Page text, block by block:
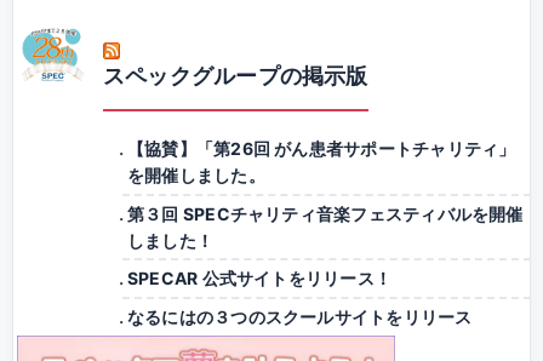
スペックグループの掲示版
【協賛】「第26回 がん患者サポートチャリティ」
を開催しました。
第３回 SPECチャリティ音楽フェスティバルを開催
しました！
SPECAR 公式サイトをリリース！
なるにはの３つのスクールサイトをリリース